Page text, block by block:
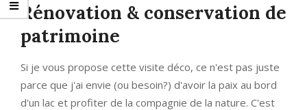
Rénovation & conservation de
patrimoine
Si je vous propose cette visite déco, ce n'est pas juste
parce que j'ai envie (ou besoin?) d'avoir la paix au bord
d'un lac et profiter de la compagnie de la nature. C'est